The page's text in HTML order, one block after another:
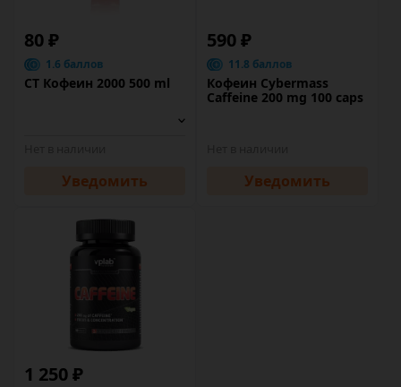
80 ₽
1.6 баллов
CT Кофеин 2000 500 ml
Уведомить
590 ₽
11.8 баллов
Кофеин Cybermass
Caffeine 200 mg 100 caps
Уведомить
1 250 ₽